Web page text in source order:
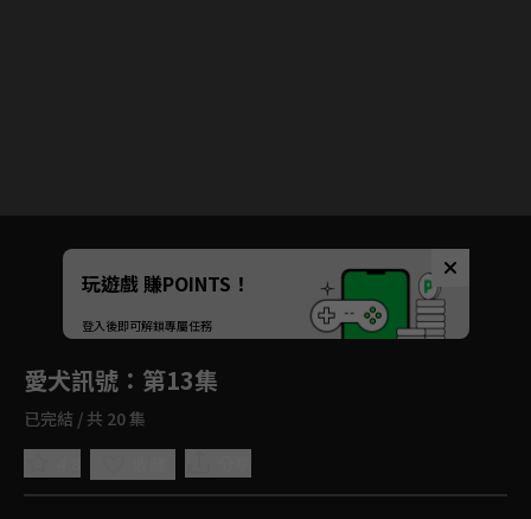
Unmute
如有不便請見諒
玩遊戲 賺POINTS！
登入後即可解鎖專屬任務
愛犬訊號 ：第13集
已完結 / 共 20 集